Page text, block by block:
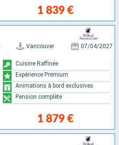
1 839 €
Vancouver 07/04/2027
1 879 €
Cuisine Raffinée
Expérience Premium
Animations à bord exclusives
Pension complète